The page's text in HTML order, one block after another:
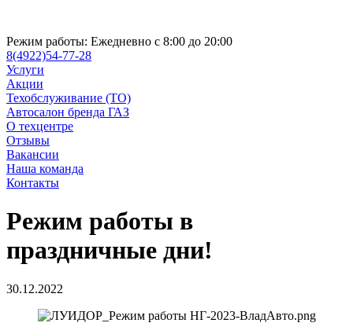
Режим работы: Ежедневно с 8:00 до 20:00
8(4922)54-77-28
Услуги
Акции
Техобслуживание (ТО)
Автосалон бренда ГАЗ
О техцентре
Отзывы
Вакансии
Наша команда
Контакты
Режим работы в
праздничные дни!
30.12.2022